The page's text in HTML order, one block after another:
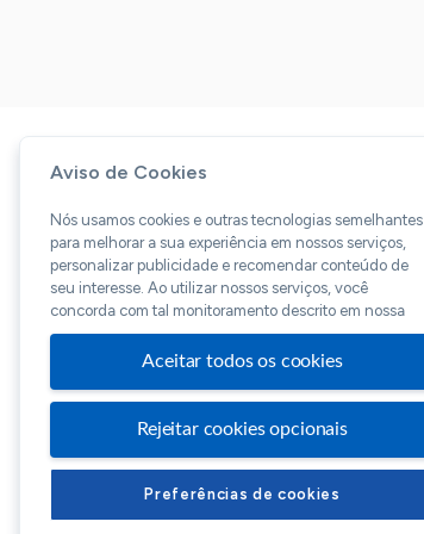
Aviso de Cookies
Nós usamos cookies e outras tecnologias semelhantes
para melhorar a sua experiência em nossos serviços,
personalizar publicidade e recomendar conteúdo de
seu interesse. Ao utilizar nossos serviços, você
concorda com tal monitoramento descrito em nossa
Aceitar todos os cookies
Rejeitar cookies opcionais
Preferências de cookies